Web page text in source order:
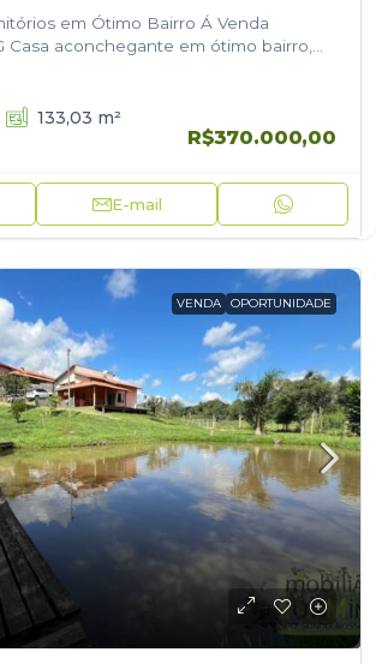
em Ótimo Bairro Á Venda
Casa aconchegante em ótimo bairro,
e localizada em uma região tranquila,
133,03 m²
R$370.000,00
E-mail
VENDA OPORTUNIDADE